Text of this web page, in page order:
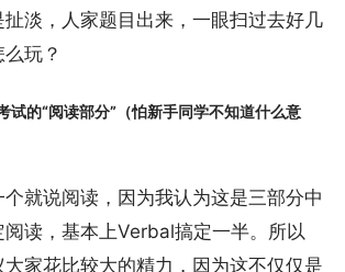
淡，人家题目出来，一眼扫过去好几
玩？
试的“阅读部分”（怕新手同学不知道什么意
就说阅读，因为我认为这是三部分中
读，基本上Verbal搞定一半。所以
家花比较大的精力，因为这不仅仅是